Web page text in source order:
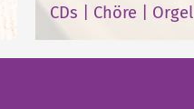
CDs Chöre Orgel